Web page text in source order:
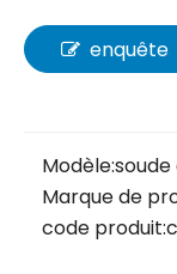
enquête
Modèle:
Marque de
code produit: